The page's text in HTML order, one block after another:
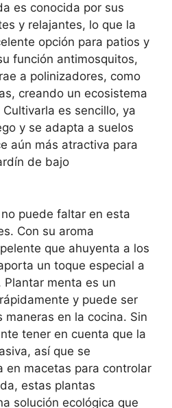
es conocida por sus
y relajantes, lo que la
opción para patios y
función antimosquitos,
a polinizadores, como
creando un ecosistema
es sencillo, ya
y se adapta a suelos
aún más atractiva para
de bajo
no puede faltar en esta
Con su aroma
que ahuyenta a los
un toque especial a
menta es un
y puede ser
en la cocina. Sin
tener en cuenta que la
así que se
en macetas para controlar
estas plantas
solución ecológica que